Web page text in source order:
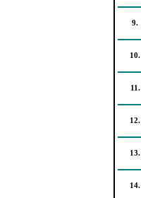
9.
10.
11.
12.
13.
14.